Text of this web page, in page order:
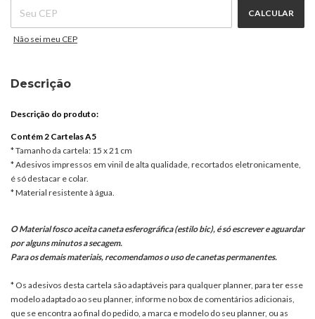
CALCULAR
Não sei meu CEP
Descrição
Descrição do produto:
Contém 2 Cartelas A5
* Tamanho da cartela: 15 x 21 cm
* Adesivos impressos em vinil de alta qualidade, recortados eletronicamente,
é só destacar e colar.
* Material resistente à água.
O Material fosco aceita caneta esferográfica (estilo bic), é só escrever e aguardar
por alguns minutos a secagem.
Para os demais materiais, recomendamos o uso de canetas permanentes.
* Os adesivos desta cartela são adaptáveis para qualquer planner, para ter esse
modelo adaptado ao seu planner, informe no box de comentários adicionais,
que se encontra ao final do pedido, a marca e modelo do seu planner, ou as